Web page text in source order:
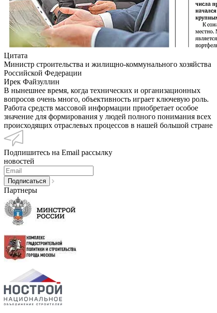
Цитата
Министр строительства и жилищно-коммунального хозяйства
Российской Федерации
Ирек Файзуллин
В нынешнее время, когда технических и организационных
вопросов очень много, объективность играет ключевую роль.
Работа средств массовой информации приобретает особое
значение для формирования у людей полного понимания всех
происходящих отраслевых процессов в нашей большой стране
Подпишитесь на Email рассылку
новостей
Партнеры